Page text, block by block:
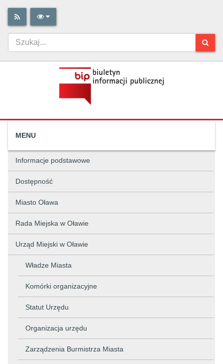
MENU
Informacje podstawowe
Dostępność
Miasto Oława
Rada Miejska w Oławie
Urząd Miejski w Oławie
Władze Miasta
Komórki organizacyjne
Statut Urzędu
Organizacja urzędu
Zarządzenia Burmistrza Miasta